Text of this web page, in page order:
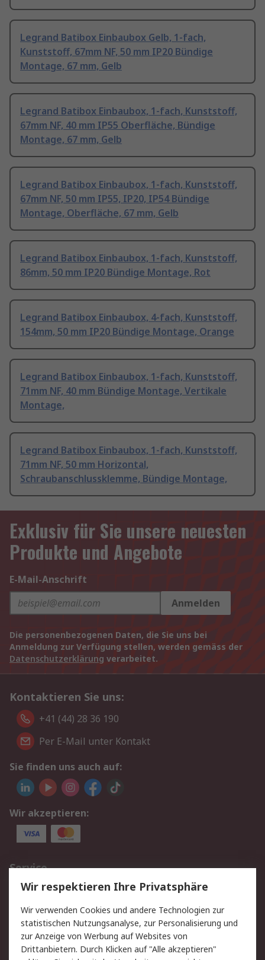
Legrand Batibox Einbaubox Gelb, 1-fach,
Kunststoff, 67mm NF, 50 mm IP20 Bündige
Montage, 67 mm, Gelb
Legrand Batibox Einbaubox, 1-fach, Kunststoff,
67mm NF, 40 mm IP55 Oberfläche, Bündige
Montage, 67 mm, Gelb
Legrand Batibox Einbaubox, 1-fach, Kunststoff,
67mm NF, 50 mm IP55, IP20, IP54 Bündige
Montage, Oberfläche, 67 mm, Gelb
Legrand Batibox Einbaubox, 1-fach, Kunststoff,
86mm, 50 mm IP20 Bündige Montage, Rot
Legrand Batibox Einbaubox, 4-fach, Kunststoff,
154mm, 50 mm IP20 Bündige Montage, Orange
Legrand Batibox Einbaubox, 1-fach, Kunststoff,
71mm NF, 40 mm Bündige Montage, Vertikale
Montage,
Legrand Batibox Einbaubox, 1-fach, Kunststoff,
71mm NF, 50 mm Horizontal,
Schraubanschlussklemme, Bündige Montage,
Exklusiv für Sie unsere neuesten
Produkte und Angebote
E-Mail-Anschrift
Anmelden
Die personenbezogenen Daten, die Sie uns bei
Anmeldung zur Verfügung stellen, werden gemäss der
Datenschutzerklärung verarbeitet.
Kontaktieren Sie uns:
+41 (44) 28 36 190
Per E-Mail unter Kontakt
Sie finden uns auch auf:
Wir akzeptieren:
Service
Value Added Services
Lieferlösungen
Rücksendungen
Kontakt
Hilfe
Rechtliches
Wir respektieren Ihre Privatsphäre
Wir verwenden Cookies und andere Technologien zur
statistischen Nutzungsanalyse, zur Personalisierung und
zur Anzeige von Werbung auf Websites von
Drittanbietern. Durch Klicken auf "Alle akzeptieren"